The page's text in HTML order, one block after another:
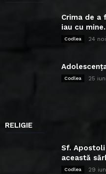
Crima de a
iau cu
Codlea 24
Codlea 25
RELIGIE
Sf.
această
Codlea 29